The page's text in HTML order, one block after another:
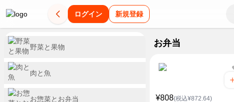
ログイン 新規登録
お弁当
¥808(税込¥872.64)
野菜と果物
肉と魚
お惣菜とお弁当